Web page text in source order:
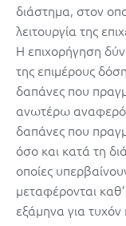
διάστημα, στον
λειτουργία της
Η επιχορήγηση
της επιμέρους
δαπάνες που
ανωτέρω
δαπάνες που
όσο και κατά τη
οποίες
μεταφέρονται
εξάμηνα για